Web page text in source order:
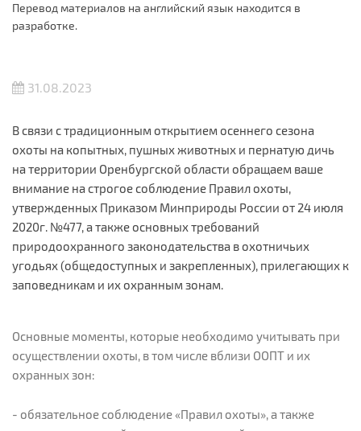
Перевод материалов на английский язык находится в
разработке.
31.08.2023
В связи с традиционным открытием осеннего сезона
охоты на копытных, пушных животных и пернатую дичь
на территории Оренбургской области обращаем ваше
внимание на строгое соблюдение Правил охоты,
утвержденных Приказом Минприроды России от 24 июля
2020г. №477, а также основных требований
природоохранного законодательства в охотничьих
угодьях (общедоступных и закрепленных), прилегающих к
заповедникам и их охранным зонам.
Основные моменты, которые необходимо учитывать при
осуществлении охоты, в том числе вблизи ООПТ и их
охранных зон:
- обязательное соблюдение «Правил охоты», а также